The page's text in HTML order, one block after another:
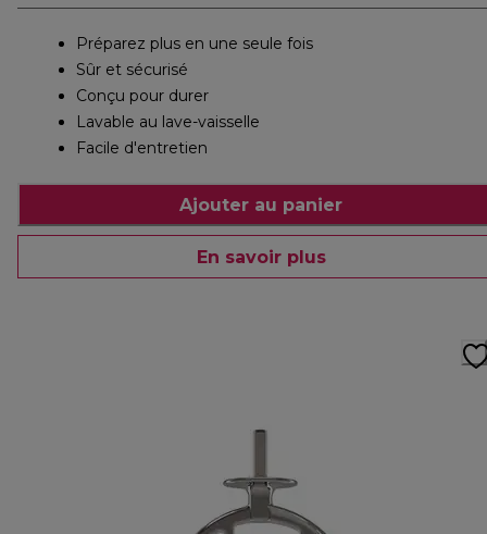
Préparez plus en une seule fois
Sûr et sécurisé
Conçu pour durer
Lavable au lave-vaisselle
Facile d'entretien
Ajouter au panier
En savoir plus